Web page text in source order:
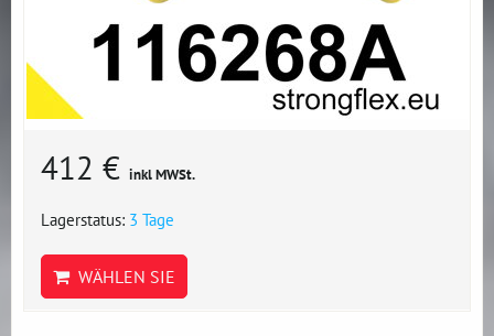
412 € inkl MWSt.
Lagerstatus: 3 Tage
WÄHLEN SIE